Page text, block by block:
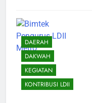
DAERAH
DAKWAH
KEGIATAN
KONTRIBUSI LDII